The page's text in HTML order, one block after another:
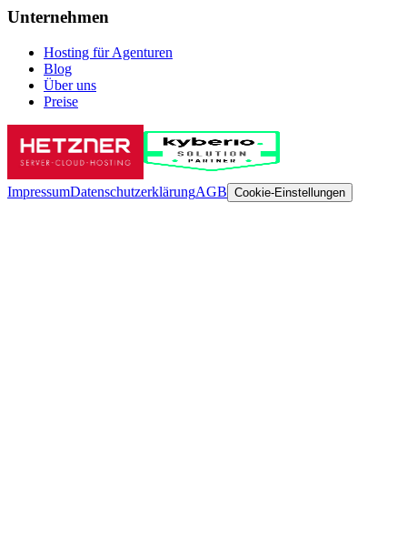
Unternehmen
Hosting für Agenturen
Blog
Über uns
Preise
ImpressumDatenschutzerklärungAGB Cookie-Einstellungen